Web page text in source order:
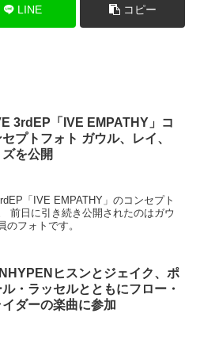
LINE コピー
3rdEP「IVE EMPATHY」コ
セプトフォト ガウル、レイ、
ズを公開
「IVE EMPATHY」のコンセプト
前日に引き続き公開されたのはガウ
のフォトです。
ヒスンとジェイク、ポ
ル・ラッセルとともにフロー・
イダーの楽曲に参加